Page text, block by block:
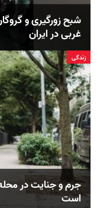
شبح زورگیری و
غربی در ایران
زندگی
جرم و جنایت در
است